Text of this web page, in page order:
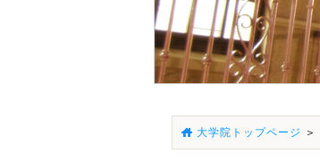
大学院トップページ ＞